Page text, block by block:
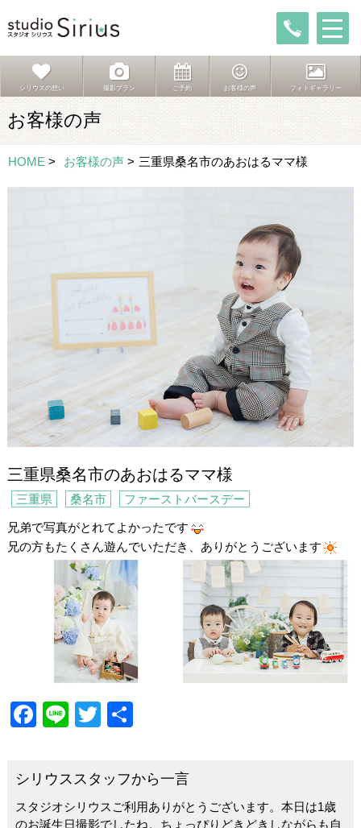
シリウスの想い 撮影プラン ご予約 お客様の声 フォトギャラリー
お客様の声
HOME > お客様の声 > 三重県桑名市のあおはるママ様
三重県桑名市のあおはるママ様
三重県 桑名市 ファーストバースデー
兄弟で写真がとれてよかったです
兄の方もたくさん遊んでいただき、ありがとうございます
F
c
e
b
Li
T
er
シリウススタッフから一言
スタジオシリウスご利用ありがとうございます。本日は1歳
のお誕生日撮影でしたね。ちょっぴりどきどきしながらも自